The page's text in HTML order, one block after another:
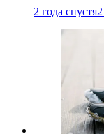
2 года спустя